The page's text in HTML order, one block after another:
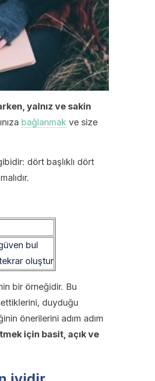
yalnız ve sakin
bağlanmak ve size
dört başlıklı dört
bul
oluştur
bir örneğidir. Bu
duyduğu
önerilerini adım adım
için basit, açık ve